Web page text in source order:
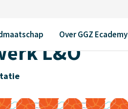
Over GGZ Ecademy
L&O